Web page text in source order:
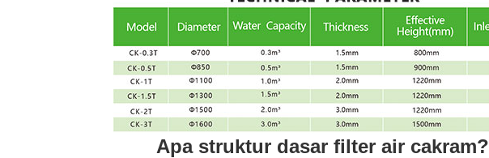
Apa struktur dasar filter air cakram?